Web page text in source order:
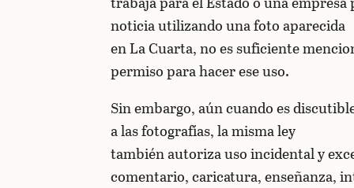
noticia utilizando una foto aparecida
en La Cuarta, no es suficiente
permiso para hacer ese uso.
Sin embargo, aún cuando es
a las fotografías, la misma ley
también autoriza uso incidental y
comentario, caricatura, enseñanza,